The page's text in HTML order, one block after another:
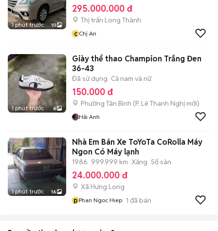
1 phút trước 10
295.000.000 đ
Thị trấn Long Thành
c Chị An
1 phút trước 6
Giày thể thao Champion Trắng Đen
36-43
Đã sử dụng Cả nam và nữ
150.000 đ
Phường Tân Bình (P. Lê Thanh Nghị mới)
Hải Anh
1 phút trước 16
Nhà Em Bán Xe ToYoTa CoRolla Máy
Ngon Có Máy lạnh
1986 999.999 km Xăng Số sàn
24.000.000 đ
Xã Hưng Long
pPhan Ngoc Hiep 1 đã bán